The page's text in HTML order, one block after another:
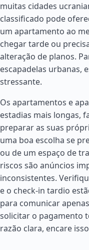
muitas cidades
classificado pode
um apartamento ao
chegar tarde ou
alteração de planos.
escapadelas urbanas,
stressante.
Os apartamentos e
estadias mais longas,
preparar as suas
uma boa escolha se
ou de um espaço de
riscos são anúncios
inconsistentes.
e o check-in tardio
para comunicar
solicitar o pagamento
razão clara, encare